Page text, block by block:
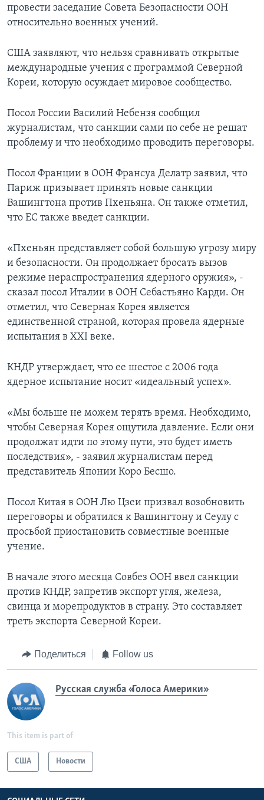
провести заседание Совета Безопасности ООН
относительно военных учений.
США заявляют, что нельзя сравнивать открытые
международные учения с программой Северной
Кореи, которую осуждает мировое сообщество.
Посол России Василий Небензя сообщил
журналистам, что санкции сами по себе не решат
проблему и что необходимо проводить переговоры.
Посол Франции в ООН Франсуа Делатр заявил, что
Париж призывает принять новые санкции
Вашингтона против Пхеньяна. Он также отметил,
что ЕС также введет санкции.
«Пхеньян представляет собой большую угрозу миру
и безопасности. Он продолжает бросать вызов
режиме нераспространения ядерного оружия», -
сказал посол Италии в ООН Себастьяно Карди. Он
отметил, что Северная Корея является
единственной страной, которая провела ядерные
испытания в XXI веке.
КНДР утверждает, что ее шестое с 2006 года
ядерное испытание носит «идеальный успех».
«Мы больше не можем терять время. Необходимо,
чтобы Северная Корея ощутила давление. Если они
продолжат идти по этому пути, это будет иметь
последствия», - заявил журналистам перед
представитель Японии Коро Бесшо.
Посол Китая в ООН Лю Цзеи призвал возобновить
переговоры и обратился к Вашингтону и Сеулу с
просьбой приостановить совместные военные
учение.
В начале этого месяца Совбез ООН ввел санкции
против КНДР, запретив экспорт угля, железа,
свинца и морепродуктов в страну. Это составляет
треть экспорта Северной Кореи.
Поделиться Follow us
Русская служба «Голоса Америки»
This item is part of
США Новости